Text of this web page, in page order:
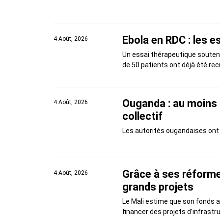
4 Août, 2026 Ebola en RDC : les
Un essai thérapeutique
de 50 patients ont déjà été
4 Août, 2026
Ouganda : au
collectif
Les autorités ougandaises
4 Août, 2026
Grâce à ses
grands projets
Le Mali estime que son fonds
financer des projets